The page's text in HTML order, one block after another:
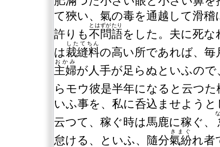
て狹い、氣の毒を通越して滑
許りも不問語
とはずがたり
をした。夫に死
は裁縫料
したてちん
の高い所であれば、毎
主婦
おかみ
が人手が足らぬといふので
らモウ彼是半年になると云つ
いふ事を、私に呑込ませよう
云つて、稼ぐ時は馬鹿に稼ぐ、
怠ける、といふ、隨分氣紛
きまぐ
れ者